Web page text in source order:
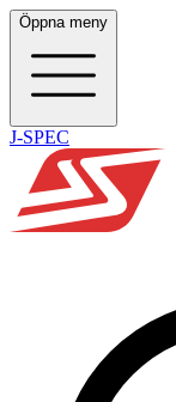
Öppna meny
J-SPEC